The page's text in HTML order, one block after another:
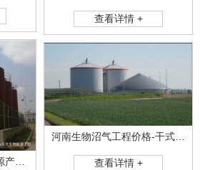
查看详情 +
沼气生产将成下一个能源产业风口
河南生物沼气工程价格-干式厌氧发酵沼气生产设备
查看详情 +